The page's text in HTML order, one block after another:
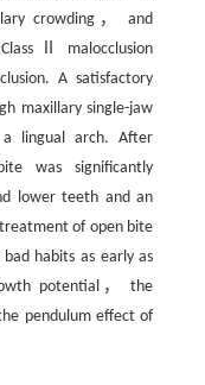
crowding， and
Class Ⅱ malocclusion
A satisfactory
maxillary single-jaw
lingual arch. After
was significantly
lower teeth and an
of open bite
habits as early as
potential， the
pendulum effect of